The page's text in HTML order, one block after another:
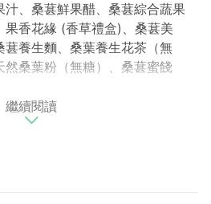
汁、桑葚鮮果醋、桑葚綜合蔬果
果香花緣 (香草禮盒)、桑葚美
葚養生麵、桑葉養生花茶（無
桑葉粉（無糖）、桑葚蜜餞
繼續閱讀